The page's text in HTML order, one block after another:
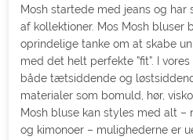
Mosh startede med jeans og
af kollektioner. Mos Mosh bluser
oprindelige tanke om at skabe
med det helt perfekte ”fit”. I
både tætsiddende og
materialer som bomuld, hør,
Mosh bluse kan styles med alt –
og kimonoer – mulighederne er